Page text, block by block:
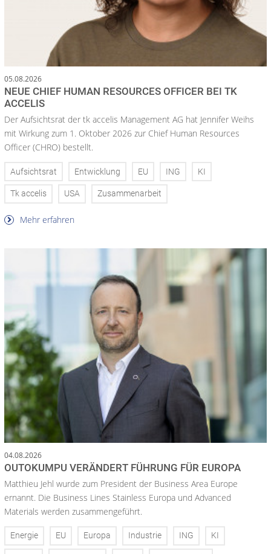
05.08.2026
NEUE CHIEF HUMAN RESOURCES OFFICER BEI TK
ACCELIS
Der Aufsichtsrat der tk accelis Management AG hat Jennifer Weihs
mit Wirkung zum 1. Oktober 2026 zur Chief Human Resources
Officer (CHRO) bestellt.
Aufsichtsrat Entwicklung EU ING KI
Tk accelis USA Zusammenarbeit
Mehr erfahren
04.08.2026
OUTOKUMPU VERÄNDERT FÜHRUNG FÜR EUROPA
Matthieu Jehl wurde zum President der Business Area Europe
ernannt. Die Business Lines Stainless Europa und Advanced
Materials werden zusammengeführt.
Energie EU Europa Industrie ING KI